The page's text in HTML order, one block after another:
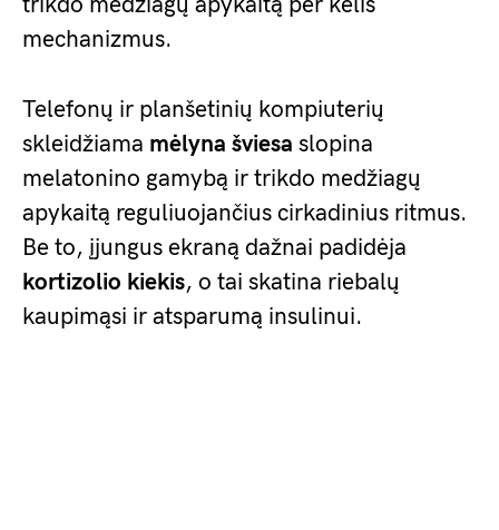
mechanizmus.
Telefonų ir planšetinių kompiuterių
skleidžiama mėlyna šviesa slopina
melatonino gamybą ir trikdo medžiagų
apykaitą reguliuojančius cirkadinius ritmus.
Be to, įjungus ekraną dažnai padidėja
kortizolio kiekis, o tai skatina riebalų
kaupimąsi ir atsparumą insulinui.